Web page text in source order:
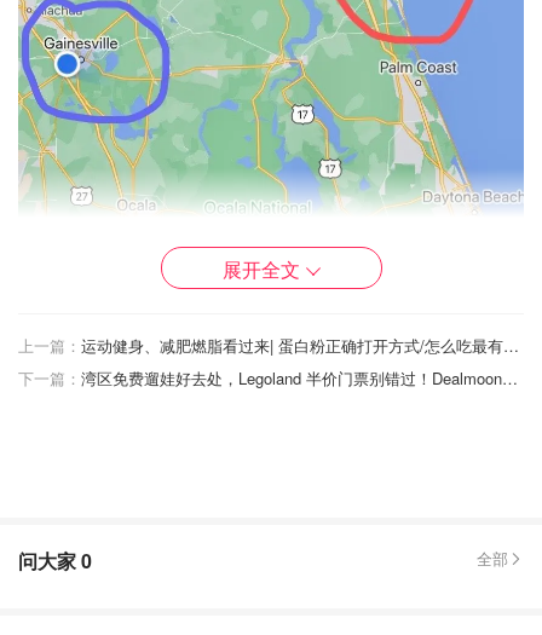
这个城市比较适合观光养老游。建议大家先开车去游客中心
就是文章封面图啦。这座城堡由西班牙人建立于1672，当
展开全文
上一篇：
运动健身、减肥燃脂看过来| 蛋白粉正确打开方式/怎么吃最有效果？Myprotein告诉你！
下一篇：
湾区免费遛娃好去处，Legoland 半价门票别错过！Dealmoon情报局第8期，折扣、资讯、新品、城市情报一网打尽！
问大家0 全部